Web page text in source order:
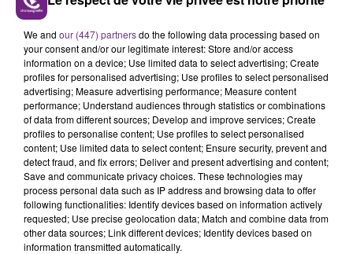
LA CENTRALE NUCLÉAIRE DE CHOOZ
TOUJOURS À L'ARRÊT
Cela fait déjà une semaine que la centrale
nucléaire ardennaise est à l'arrêt. Une situation
justifiée par la sécheresse intense qui est toujours
présente.
We and our (447) partnersdo the following data processing based on
your consent and/or our legitimate interest: Store and/or access
information on a device; Use limited data to select advertising; Create
profiles for personalised advertising; Use profiles to select personalised
advertising; Measure advertising performance; Measure content
performance; Understand audiences through statistics or combinations
of data from different sources; Develop and improve services; Create
profiles to personalise content; Use profiles to select personalised
content; Use limited data to select content; Ensure security, prevent and
detect fraud, and fix errors; Deliver and present advertising and content;
Save and communicate privacy choices. These technologies may
process personal data such as IP address and browsing data to offer
following functionalities: Identify devices based on information actively
requested; Use precise geolocation data; Match and combine data from
other data sources; Link different devices; Identify devices based on
information transmitted automatically.